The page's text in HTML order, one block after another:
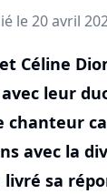
le 20 avril
et Céline
leur
chanteur
avec la
livré sa